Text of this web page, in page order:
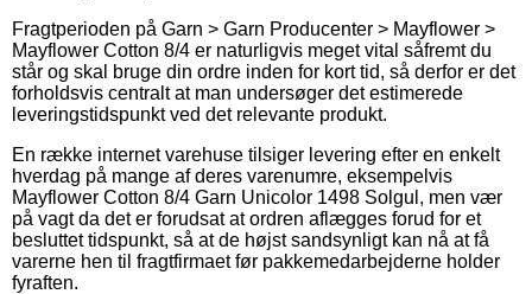
Fragtperioden på Garn > Garn Producenter > Mayflower >
Mayflower Cotton 8/4 er naturligvis meget vital såfremt du
står og skal bruge din ordre inden for kort tid, så derfor er det
forholdsvis centralt at man undersøger det estimerede
leveringstidspunkt ved det relevante produkt.
En række internet varehuse tilsiger levering efter en enkelt
hverdag på mange af deres varenumre, eksempelvis
Mayflower Cotton 8/4 Garn Unicolor 1498 Solgul, men vær
på vagt da det er forudsat at ordren aflægges forud for et
besluttet tidspunkt, så at de højst sandsynligt kan nå at få
varerne hen til fragtfirmaet før pakkemedarbejderne holder
fyraften.